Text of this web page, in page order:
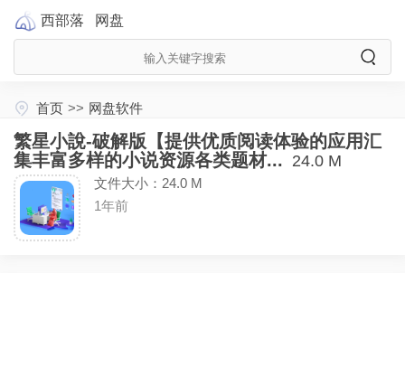
西部落 网盘
首页 >> 网盘软件
繁星小說-破解版【提供优质阅读体验的应用汇
集丰富多样的小说资源各类题材... 24.0 M
文件大小：24.0 M
1年前